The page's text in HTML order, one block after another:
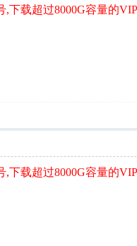
下载超过8000G容量的
下载超过8000G容量的